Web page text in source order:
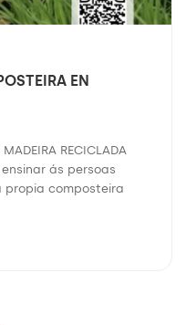
EN
RECICLADA
ás persoas
composteira